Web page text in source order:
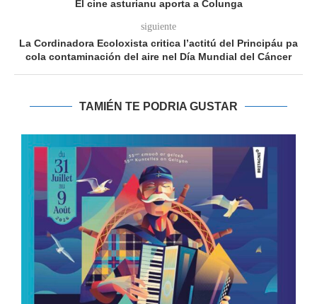
El cine asturianu aporta a Colunga
siguiente
La Cordinadora Ecoloxista critica l’actitú del Principáu pa
cola contaminación del aire nel Día Mundial del Cáncer
TAMIÉN TE PODRIA GUSTAR